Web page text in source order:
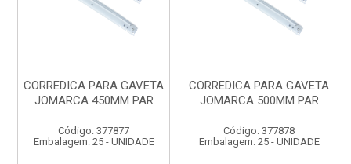
CORREDICA PARA GAVETA
JOMARCA 450MM PAR
Código: 377877
Embalagem: 25 - UNIDADE
CORREDICA PARA GAVETA
JOMARCA 500MM PAR
Código: 377878
Embalagem: 25 - UNIDADE